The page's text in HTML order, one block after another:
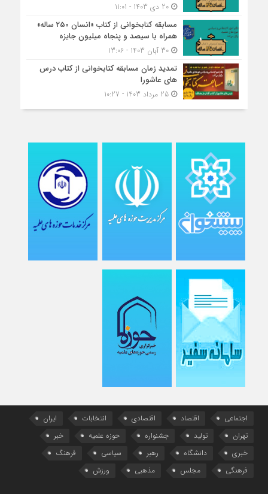
20 دی 1403 - 11:01
مسابقه کتاب‎خوانی از کتاب «انسان 250 ساله»
همراه با سیصد و پنجاه میلیون جایزه
30 آبان 1403 - 13:06
تمدید زمان مسابقه کتابخوانی از کتاب درس
های عاشورا
25 مرداد 1403 - 10:27
اجتماعی اقتصاد اقتصادی انتخابات
ایران
تهران
تولید جشنواره حوزه علمیه
خبر
خبری
دانشگاه رهبر سیاسی
فرهنگ
فرهنگی
مجلس مذهبی ورزش